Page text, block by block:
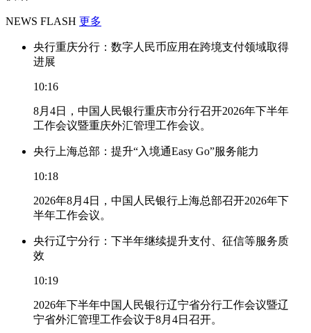
NEWS FLASH 更多
央行重庆分行：数字人民币应用在跨境支付领域取得
进展
10:16
8月4日，中国人民银行重庆市分行召开2026年下半年
工作会议暨重庆外汇管理工作会议。
央行上海总部：提升“入境通Easy Go”服务能力
10:18
2026年8月4日，中国人民银行上海总部召开2026年下
半年工作会议。
央行辽宁分行：下半年继续提升支付、征信等服务质
效
10:19
2026年下半年中国人民银行辽宁省分行工作会议暨辽
宁省外汇管理工作会议于8月4日召开。